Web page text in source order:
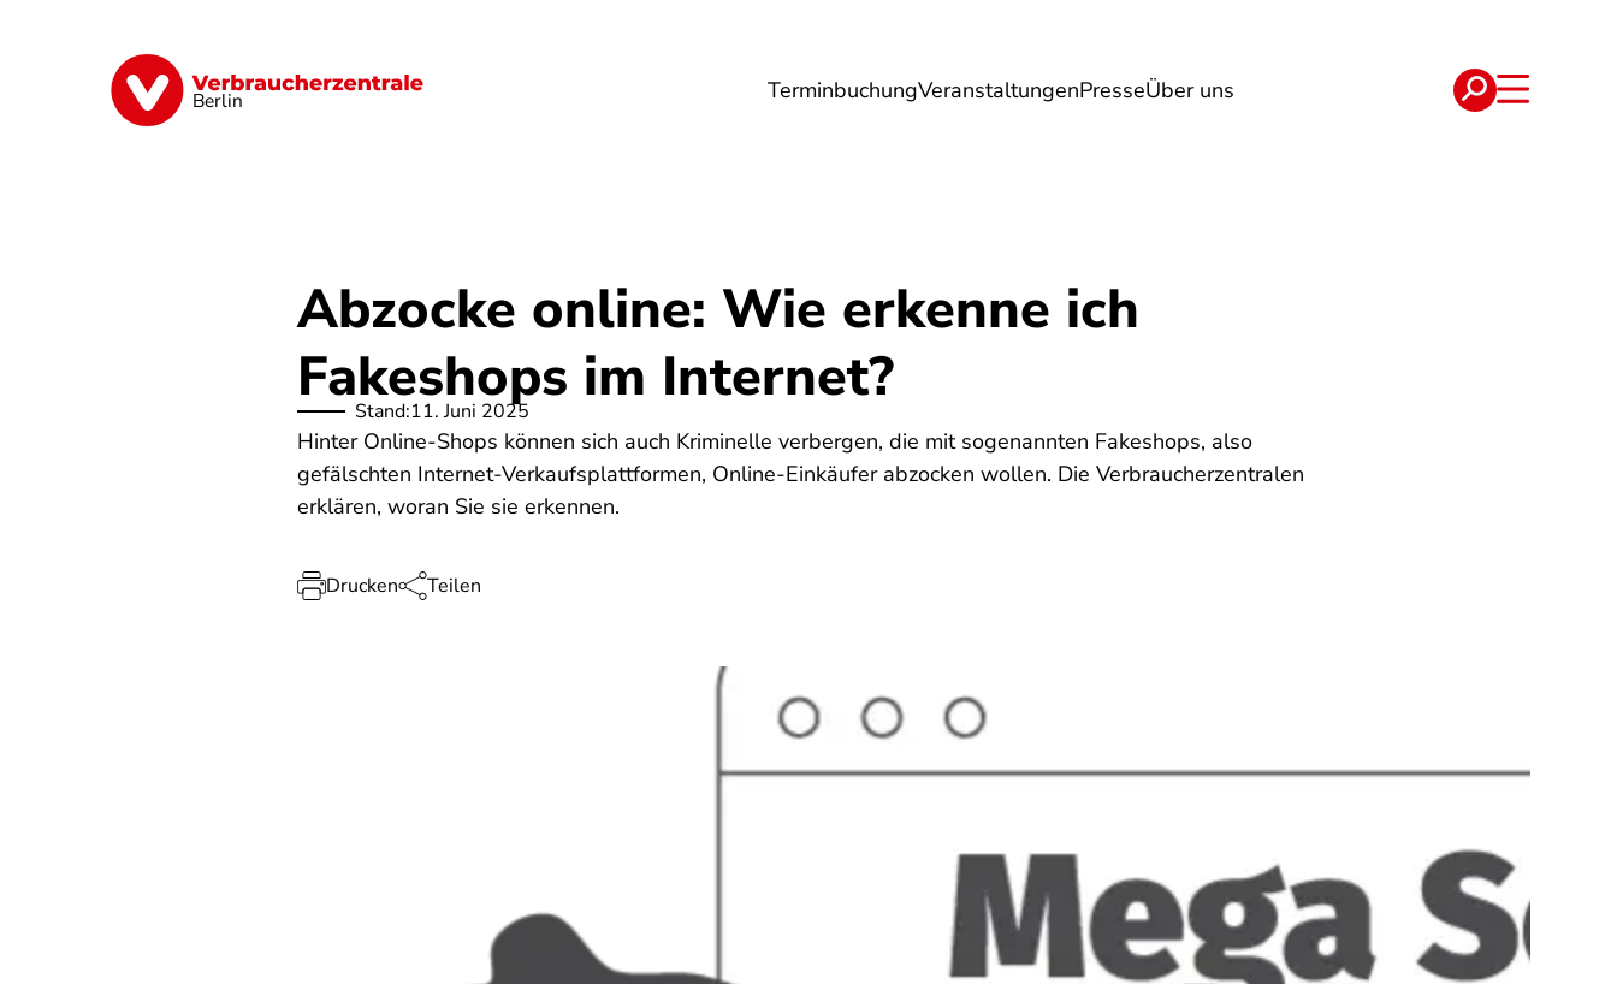
Berlin TerminbuchungVeranstaltungenPresseÜber uns
Finanzen Digitales Lebensmittel Gesundheit Energie Reise Verträge
Abzocke online: Wie erkenne ich
Fakeshops im Internet?
Stand:11. Juni 2025
Hinter Online-Shops können sich auch Kriminelle verbergen, die mit sogenannten Fakeshops, also
gefälschten Internet-Verkaufsplattformen, Online-Einkäufer abzocken wollen. Die Verbraucherzentralen
erklären, woran Sie sie erkennen.
Drucken Teilen